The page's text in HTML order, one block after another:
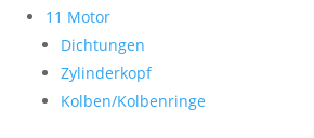
11 Motor
Dichtungen
Zylinderkopf
Kolben/Kolbenringe